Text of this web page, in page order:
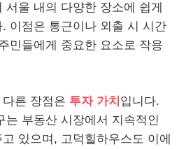
서울 내의 다양한 장소에 쉽게
이점은 통근이나 외출 시 시간
민들에게 중요한 요소로 작용
른 장점은 투자 가치 입니다.
는 부동산 시장에서 지속적인
있으며, 고덕힐하우스도 이에